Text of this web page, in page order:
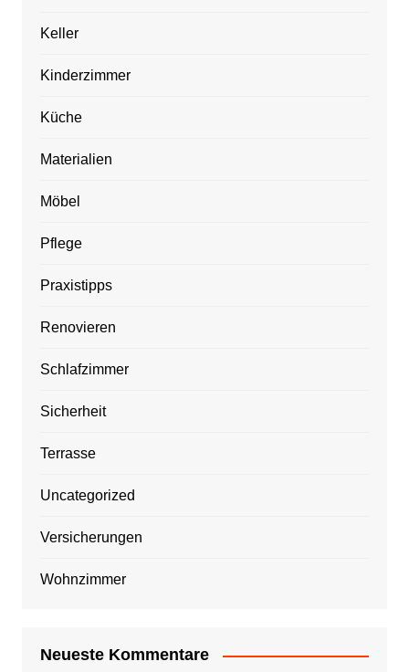
Keller
Kinderzimmer
Küche
Materialien
Möbel
Pflege
Praxistipps
Renovieren
Schlafzimmer
Sicherheit
Terrasse
Uncategorized
Versicherungen
Wohnzimmer
Neueste Kommentare